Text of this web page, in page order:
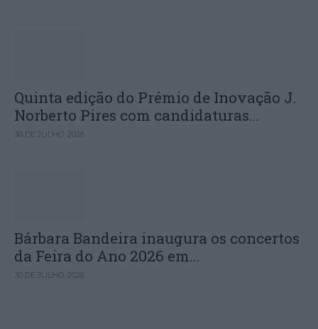
Quinta edição do Prémio de Inovação J.
Norberto Pires com candidaturas...
30 DE JULHO, 2026
Bárbara Bandeira inaugura os concertos
da Feira do Ano 2026 em...
30 DE JULHO, 2026